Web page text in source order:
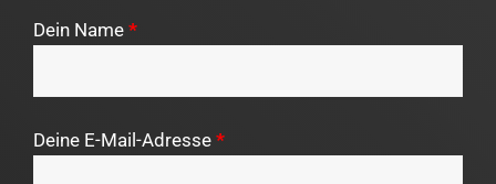
Dein Name *
Deine E-Mail-Adresse *